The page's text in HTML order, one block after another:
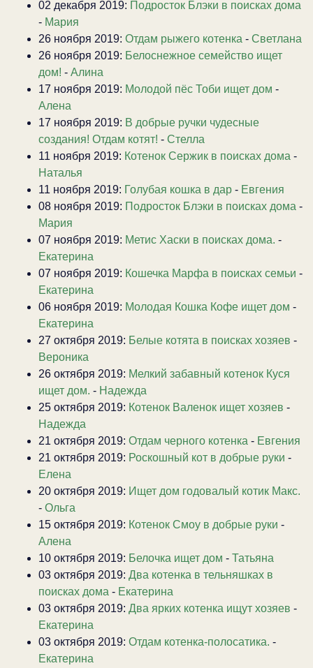
02 декабря 2019: Подросток Блэки в поисках дома
- Мария
26 ноября 2019: Отдам рыжего котенка - Светлана
26 ноября 2019: Белоснежное семейство ищет
дом! - Алина
17 ноября 2019: Молодой пёс Тоби ищет дом -
Алена
17 ноября 2019: В добрые ручки чудесные
создания! Отдам котят! - Стелла
11 ноября 2019: Котенок Сержик в поисках дома -
Наталья
11 ноября 2019: Голубая кошка в дар - Евгения
08 ноября 2019: Подросток Блэки в поисках дома -
Мария
07 ноября 2019: Метис Хаски в поисках дома. -
Екатерина
07 ноября 2019: Кошечка Марфа в поисках семьи -
Екатерина
06 ноября 2019: Молодая Кошка Кофе ищет дом -
Екатерина
27 октября 2019: Белые котята в поисках хозяев -
Вероника
26 октября 2019: Мелкий забавный котенок Куся
ищет дом. - Надежда
25 октября 2019: Котенок Валенок ищет хозяев -
Надежда
21 октября 2019: Отдам черного котенка - Евгения
21 октября 2019: Роскошный кот в добрые руки -
Елена
20 октября 2019: Ищет дом годовалый котик Макс.
- Ольга
15 октября 2019: Котенок Смоу в добрые руки -
Алена
10 октября 2019: Белочка ищет дом - Татьяна
03 октября 2019: Два котенка в тельняшках в
поисках дома - Екатерина
03 октября 2019: Два ярких котенка ищут хозяев -
Екатерина
03 октября 2019: Отдам котенка-полосатика. -
Екатерина